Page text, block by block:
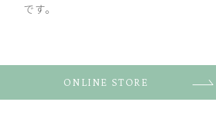
です。
ONLINE STORE